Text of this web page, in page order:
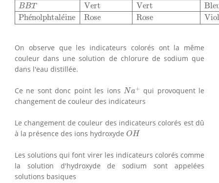
BBT Vert Vert
Phénolphtaléine Rose Rose
On observe que les indicateurs colorés ont la même
couleur dans une solution de chlorure de sodium que
dans l'eau distillée.
Ce ne sont donc point les ionsNa+
Na+ qui provoquent le
changement de couleur des indicateurs
Le changement de couleur des indicateurs colorés est dû
à la présence des ions hydroxyde OH
OH
Les solutions qui font virer les indicateurs colorés comme
la solution d'hydroxyde de sodium sont appelées
solutions basiques